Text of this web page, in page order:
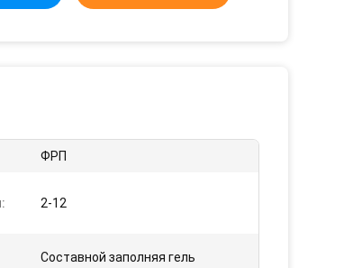
ФРП
2-12
Составной заполняя гель